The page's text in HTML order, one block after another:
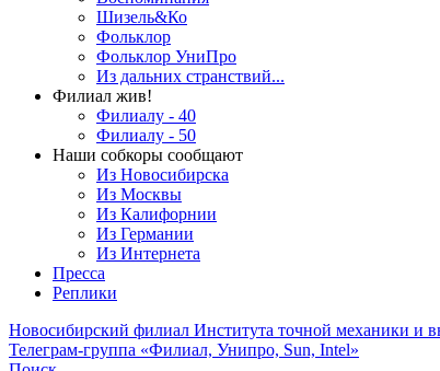
Шизель&Ко
Фольклор
Фольклор УниПро
Из дальних странствий...
Филиал жив!
Филиалу - 40
Филиалу - 50
Наши собкоры сообщают
Из Новосибирска
Из Москвы
Из Калифорнии
Из Германии
Из Интернета
Пресса
Реплики
Новосибирский филиал Института точной механики и
Телеграм-группа «Филиал, Унипро, Sun, Intel»